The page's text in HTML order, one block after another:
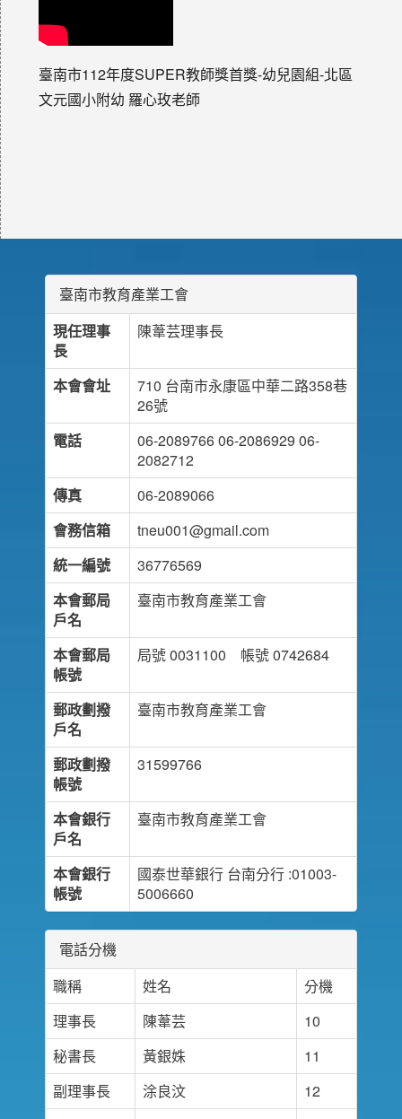
臺南市112年度SUPER教師獎首獎-幼兒園組-北區
文元國小附幼 羅心玫老師
臺南市教育產業工會
現任理事
長
陳葦芸理事長
本會會址
710 台南市永康區中華二路358巷
26號
電話
06-2089766 06-2086929 06-
2082712
傳真
06-2089066
會務信箱
tneu001@gmail.com
統一編號
36776569
本會郵局
戶名
臺南市教育產業工會
本會郵局
帳號
局號 0031100 帳號 0742684
郵政劃撥
戶名
臺南市教育產業工會
郵政劃撥
帳號
31599766
本會銀行
戶名
臺南市教育產業工會
本會銀行
帳號
國泰世華銀行 台南分行 :01003-
5006660
電話分機
職稱
姓名
分機
理事長
陳葦芸
10
秘書長
黃銀姝
11
副理事長
涂良汶
12